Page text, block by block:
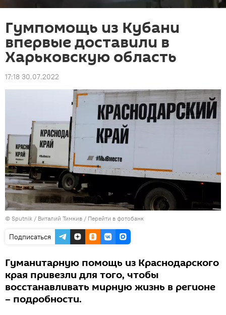
Гумпомощь из Кубани
впервые доставили в
Харьковскую область
17:18 30.07.2022
© Sputnik / Виталий Тимкив / Перейти в фотобанк
Подписаться
Гуманитарную помощь из Краснодарского
края привезли для того, чтобы
восстанавливать мирную жизнь в регионе
– подробности.